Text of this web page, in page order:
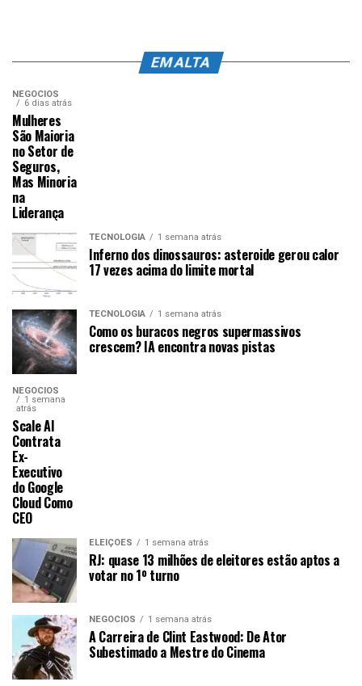
EM ALTA
NEGÓCIOS
6 dias atrás
Mulheres
São Maioria
no Setor de
Seguros,
Mas Minoria
na
Liderança
TECNOLOGIA 1 semana atrás
Inferno dos dinossauros: asteroide gerou calor
17 vezes acima do limite mortal
TECNOLOGIA 1 semana atrás
Como os buracos negros supermassivos
crescem? IA encontra novas pistas
NEGÓCIOS
1 semana
atrás
Scale AI
Contrata
Ex-
Executivo
do Google
Cloud Como
CEO
ELEIÇÕES 1 semana atrás
RJ: quase 13 milhões de eleitores estão aptos a
votar no 1º turno
NEGÓCIOS 1 semana atrás
A Carreira de Clint Eastwood: De Ator
Subestimado a Mestre do Cinema